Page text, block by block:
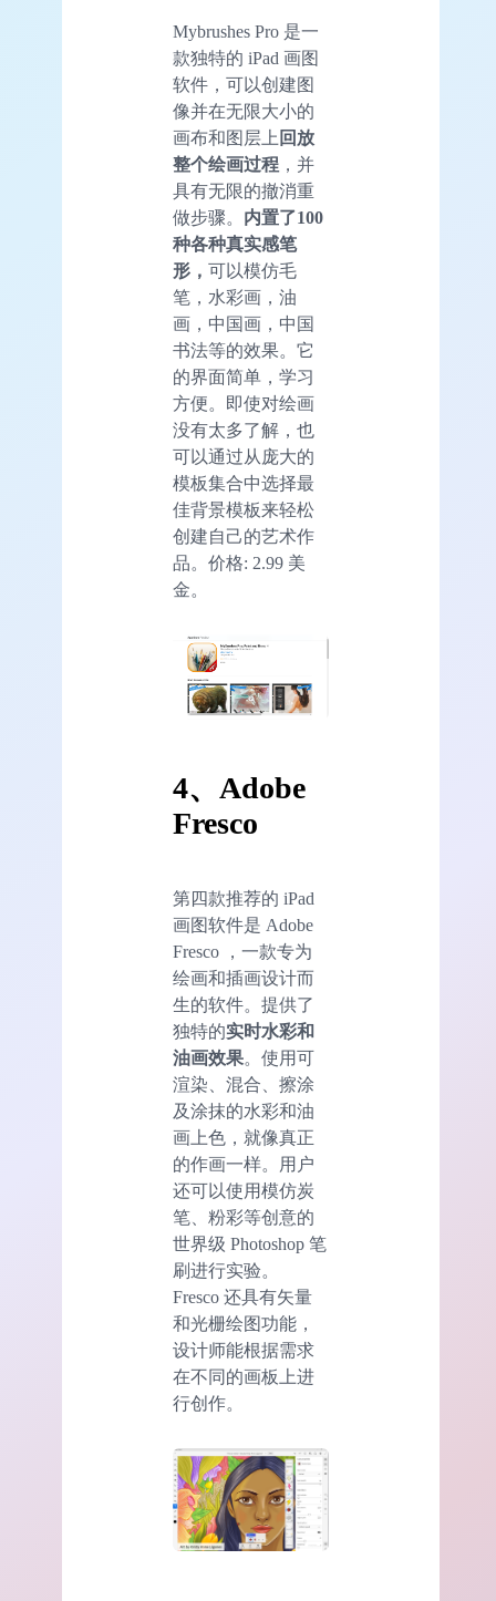
Mybrushes Pro 是一
款独特的 iPad 画图
软件，可以创建图
像并在无限大小的
画布和图层上 回放
整个绘画过程 ，并
具有无限的撤消重
做步骤。 内置了100
种各种真实感笔
形， 可以模仿毛
笔，水彩画，油
画，中国画，中国
书法等的效果。它
的界面简单，学习
方便。即使对绘画
没有太多了解，也
可以通过从庞大的
模板集合中选择最
佳背景模板来轻松
创建自己的艺术作
品。价格: 2.99 美
金。
4、 Adobe
Fresco
第四款推荐的 iPad
画图软件是 Adobe
Fresco ，一款专为
绘画和插画设计而
生的软件。提供了
独特的实时水彩和
油画效果。使用可
渲染、混合、擦涂
及涂抹的水彩和油
画上色，就像真正
的作画一样。用户
还可以使用模仿炭
笔、粉彩等创意的
世界级 Photoshop 笔
刷进行实验。
Fresco 还具有矢量
和光栅绘图功能，
设计师能根据需求
在不同的画板上进
行创作。